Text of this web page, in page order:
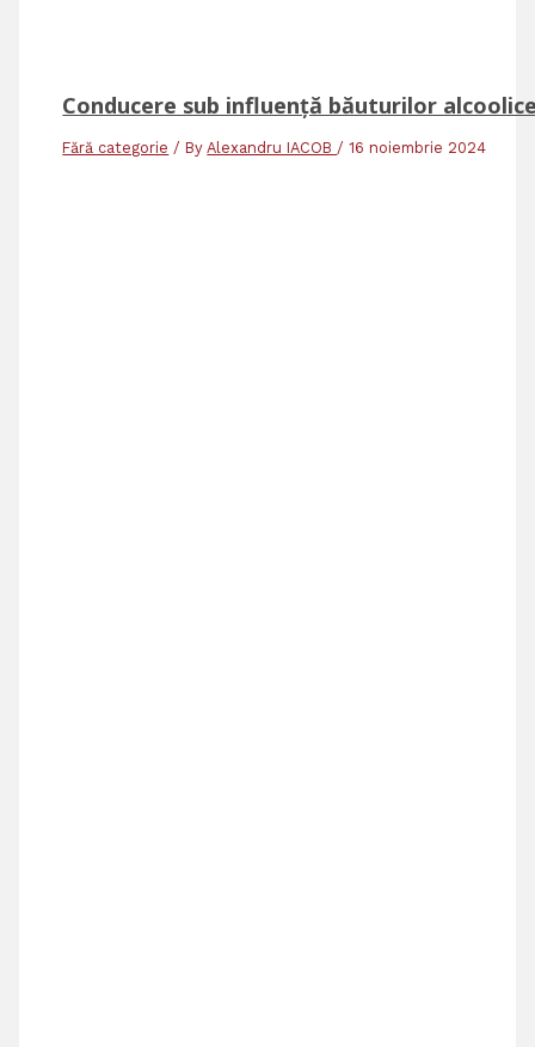
Conducere sub influență băuturilor
Fără categorie / ByAlexandru IACOB /16 noiembrie 2024